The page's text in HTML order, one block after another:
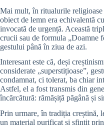
Mai mult, în ritualurile
obiect de lemn era echivalentă
invocată de urgență. Această
crucii sau de formula „Doamne
gestului până în ziua de azi.
Interesant este că, deși
considerate „superstițioase”,
condamnat, ci tolerat, ba chiar
Astfel, el a fost transmis din
încărcătură: rămășiță păgână și
Prin urmare, în tradiția creștină,
un material purificat și sfințit